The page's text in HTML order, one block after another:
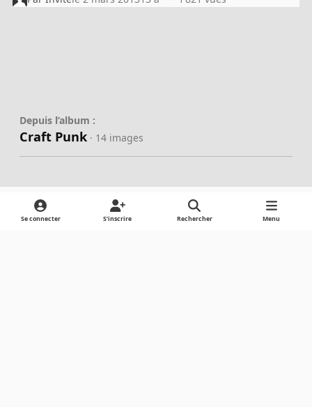
Depuis l’album :
Craft Punk · 14 images
Partager
Se connecter S’inscrire Rechercher Menu